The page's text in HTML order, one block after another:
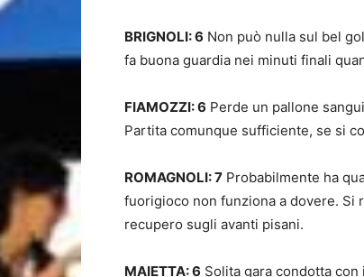
BRIGNOLI: 6 Non può nulla sul bel
fa buona guardia nei minuti finali
FIAMOZZI: 6 Perde un pallone
Partita comunque sufficiente, se si
ROMAGNOLI: 7 Probabilmente ha
fuorigioco non funziona a dovere. Si
recupero sugli avanti pisani.
MAIETTA: 6 Solita gara condotta